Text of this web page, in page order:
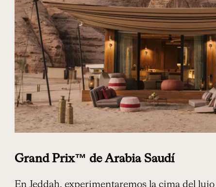
Grand Prix™ de Arabia Saudí
En Jeddah, experimentaremos la cima del